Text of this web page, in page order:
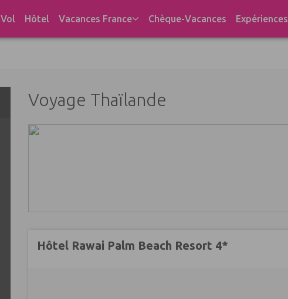
Vol Hôtel Vacances France Chèque-Vacances Expériences
Voyage Thaïlande
Hôtel Rawai Palm Beach Resort 4*